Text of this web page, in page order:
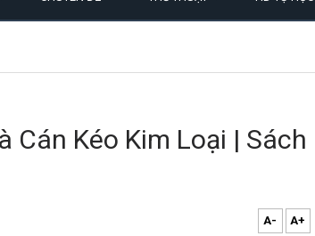
Cán Kéo Kim Loại | Sách
A- A+